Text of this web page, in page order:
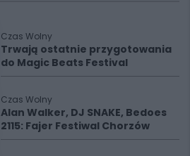
Czas Wolny
Trwają ostatnie przygotowania
do Magic Beats Festival
Czas Wolny
Alan Walker, DJ SNAKE, Bedoes
2115: Fajer Festiwal Chorzów